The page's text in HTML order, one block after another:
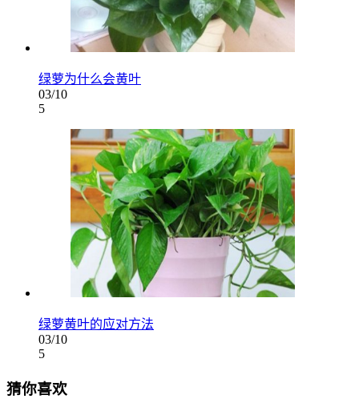
绿萝为什么会黄叶
03/10
5
绿萝黄叶的应对方法
03/10
5
猜你喜欢